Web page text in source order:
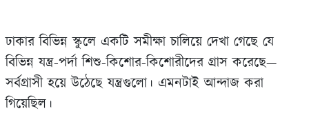
ঢাকার বিভিন্ন স্কুলে একটি সমীক্ষা চালিয়ে দেখা গেছে যে
বিভিন্ন যন্ত্র-পর্দা শিশু-কিশোর-কিশোরীদের গ্রাস করেছে—
সর্বগ্রাসী হয়ে উঠেছে যন্ত্রগুলো। এমনটাই আন্দাজ করা
গিয়েছিল।